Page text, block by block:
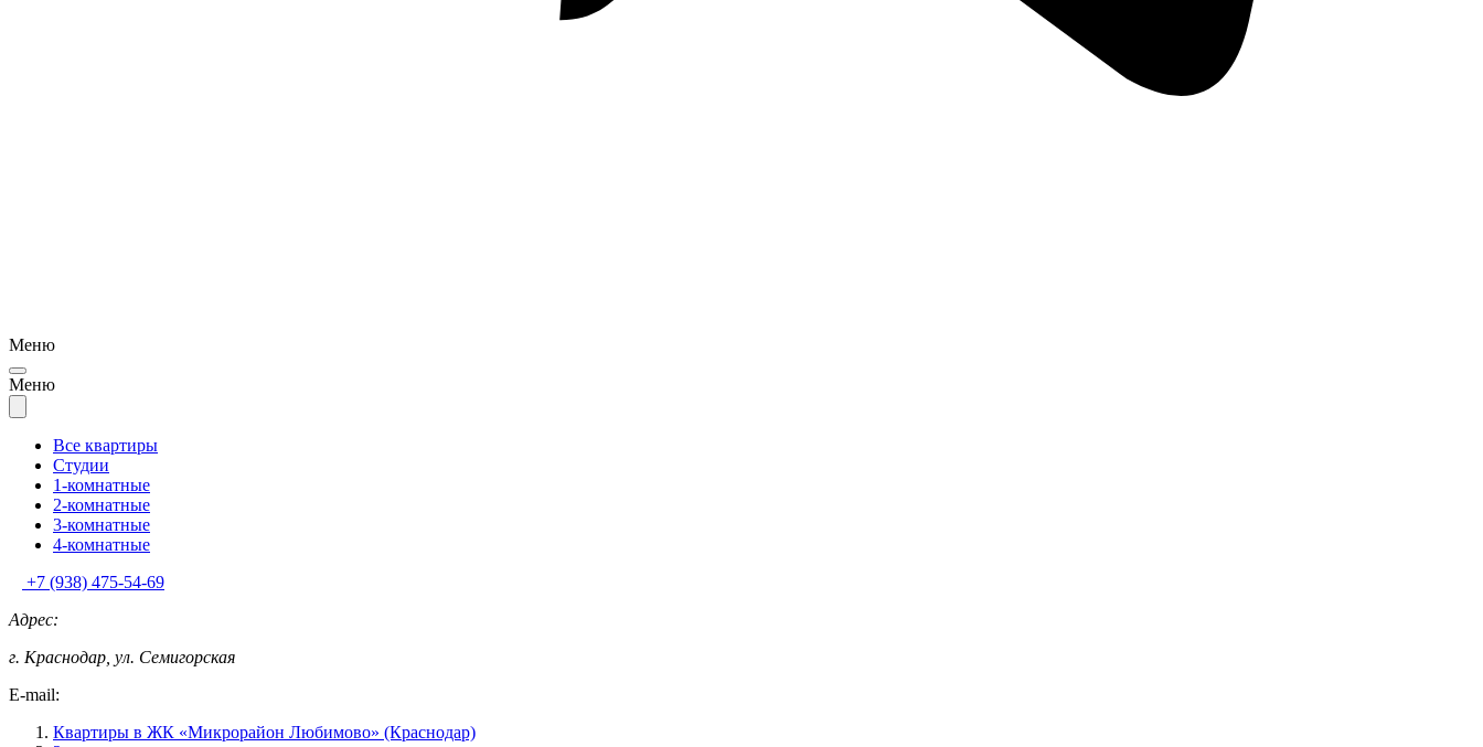
Меню
Меню
Все квартиры
Студии
1-комнатные
2-комнатные
3-комнатные
4-комнатные
+7 (938) 475-54-69
Адрес:
г. Краснодар, ул. Семигорская
E-mail:
Квартиры в ЖК «Микрорайон Любимово» (Краснодар)